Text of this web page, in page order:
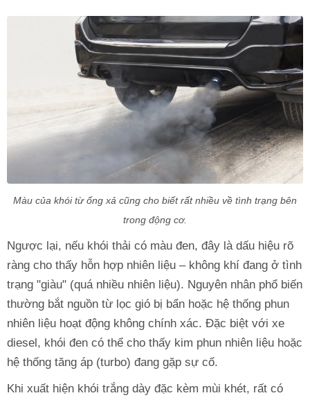
Màu của khói từ ống xả cũng cho biết rất nhiều về tình trạng bên
trong động cơ.
Ngược lại, nếu khói thải có màu đen, đây là dấu hiệu rõ
ràng cho thấy hỗn hợp nhiên liệu – không khí đang ở tình
trạng "giàu" (quá nhiều nhiên liệu). Nguyên nhân phổ biến
thường bắt nguồn từ lọc gió bị bẩn hoặc hệ thống phun
nhiên liệu hoạt động không chính xác. Đặc biệt với xe
diesel, khói đen có thể cho thấy kim phun nhiên liệu hoặc
hệ thống tăng áp (turbo) đang gặp sự cố.
Khi xuất hiện khói trắng dày đặc kèm mùi khét, rất có